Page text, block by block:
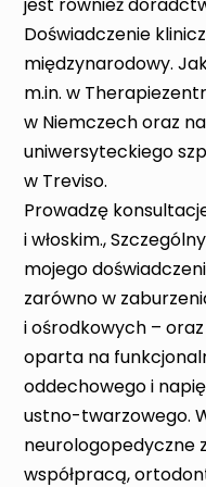
Doświadczenie
międzynarodowy.
m.in. w
w Niemczech oraz
uniwersyteckiego
w Treviso.
Prowadzę
i włoskim.,
mojego
zarówno w
i ośrodkowych –
oparta na
oddechowego i
ustno-twarzowego.
neurologopedyczne
współpracą,